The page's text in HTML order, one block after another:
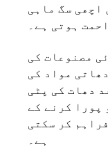
اچھی سگ ماہی
ہوتی ہے۔
مصنوعات کی
مواد کی
دھات کی پٹی
پورا کرنے کے
کر سکتی
ہے۔